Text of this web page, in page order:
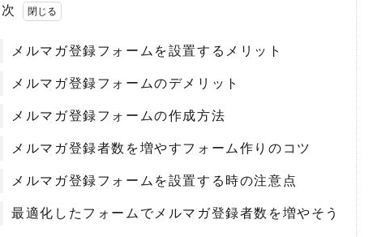
メルマガ登録フォームを設置するメリット
メルマガ登録フォームのデメリット
メルマガ登録フォームの作成方法
メルマガ登録者数を増やすフォーム作りのコツ
メルマガ登録フォームを設置する時の注意点
最適化したフォームでメルマガ登録者数を増やそう